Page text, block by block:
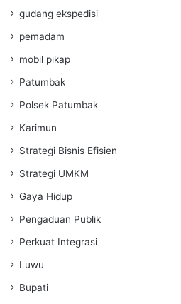
gudang ekspedisi
pemadam
mobil pikap
Patumbak
Polsek Patumbak
Karimun
Strategi Bisnis Efisien
Strategi UMKM
Gaya Hidup
Pengaduan Publik
Perkuat Integrasi
Luwu
Bupati